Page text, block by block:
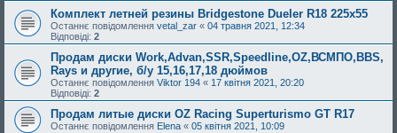
Комплект летней резины Bridgestone Dueler R18 225х55
Останнє повідомлення vetal_zar « 04 травня 2021, 12:34
Відповіді: 2
Продам диски Work,Advan,SSR,Speedline,OZ,ВСМПО,BBS,
Rays и другие, б/у 15,16,17,18 дюймов
Останнє повідомлення Viktor 194 « 17 квітня 2021, 20:20
Відповіді: 2
Продам литые диски OZ Racing Superturismo GT R17
Останнє повідомлення Elena « 05 квітня 2021, 10:09